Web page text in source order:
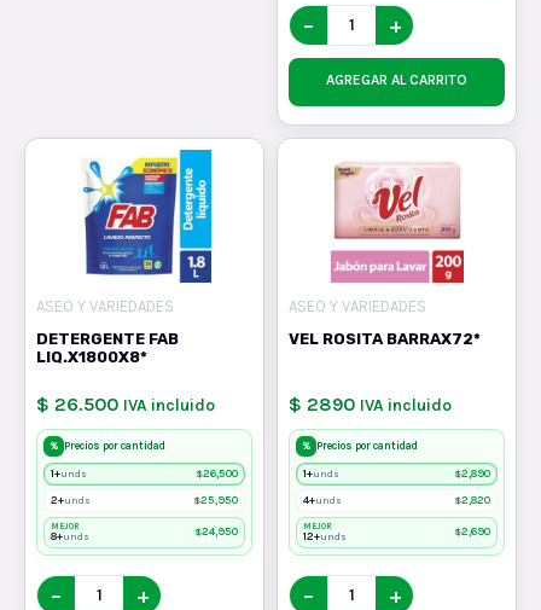
− +
AGREGAR AL CARRITO
ASEO Y VARIEDADES
DETERGENTE FAB
LIQ.X1800X8*
$ 26.500 IVA incluido
% Precios por cantidad
1+unds $26,500
2+unds $25,950
MEJOR
8+unds $24,950
− +
ASEO Y VARIEDADES
VEL ROSITA BARRAX72*
$ 2890 IVA incluido
% Precios por cantidad
1+unds $2,890
4+unds $2,820
MEJOR
12+unds $2,690
− +